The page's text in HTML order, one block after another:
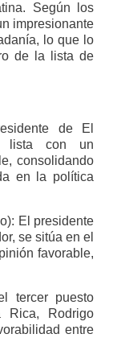
Según los
impresionante
lo que lo
de la lista de
de El
lista con un
consolidando
en la política
El presidente
se sitúa en el
favorable,
tercer puesto
Rica, Rodrigo
entre